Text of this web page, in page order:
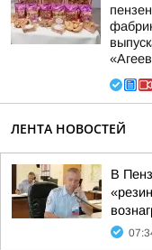
ЛЕНТА НОВОСТЕЙ
В